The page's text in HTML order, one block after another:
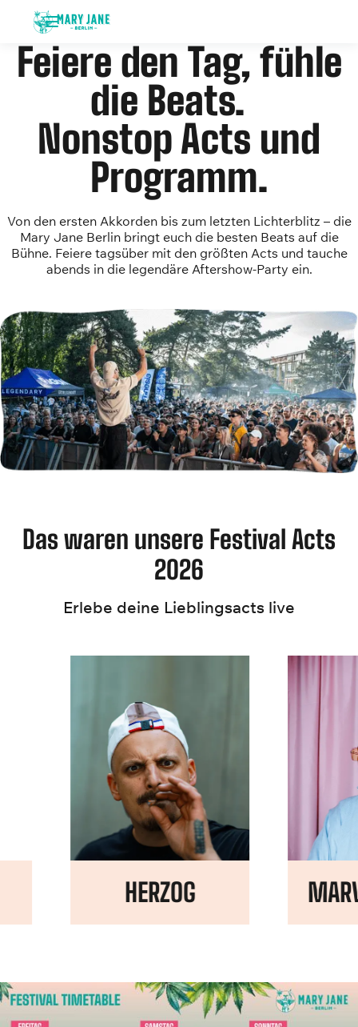
Feiere den Tag, fühle
die Beats.
Nonstop Acts und
Programm.
Von den ersten Akkorden bis zum letzten Lichterblitz – die
Mary Jane Berlin bringt euch die besten Beats auf die
Bühne. Feiere tagsüber mit den größten Acts und tauche
abends in die legendäre Aftershow-Party ein.
Das waren unsere Festival Acts
2026
Erlebe deine Lieblingsacts live
HERZOG